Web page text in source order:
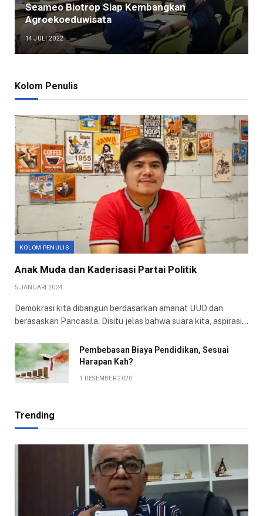
Seameo Biotrop Siap Kembangkan
Agroekoeduwisata
14 JULI 2022
Kolom Penulis
KOLOM PENULIS
Anak Muda dan Kaderisasi Partai Politik
5 JANUARI 2024
Demokrasi kita dibangun berdasarkan amanat UUD dan
berasaskan Pancasila. Disitu jelas bahwa suara kita, aspirasi…
Pembebasan Biaya Pendidikan, Sesuai
Harapan Kah?
1 DESEMBER 2020
Trending